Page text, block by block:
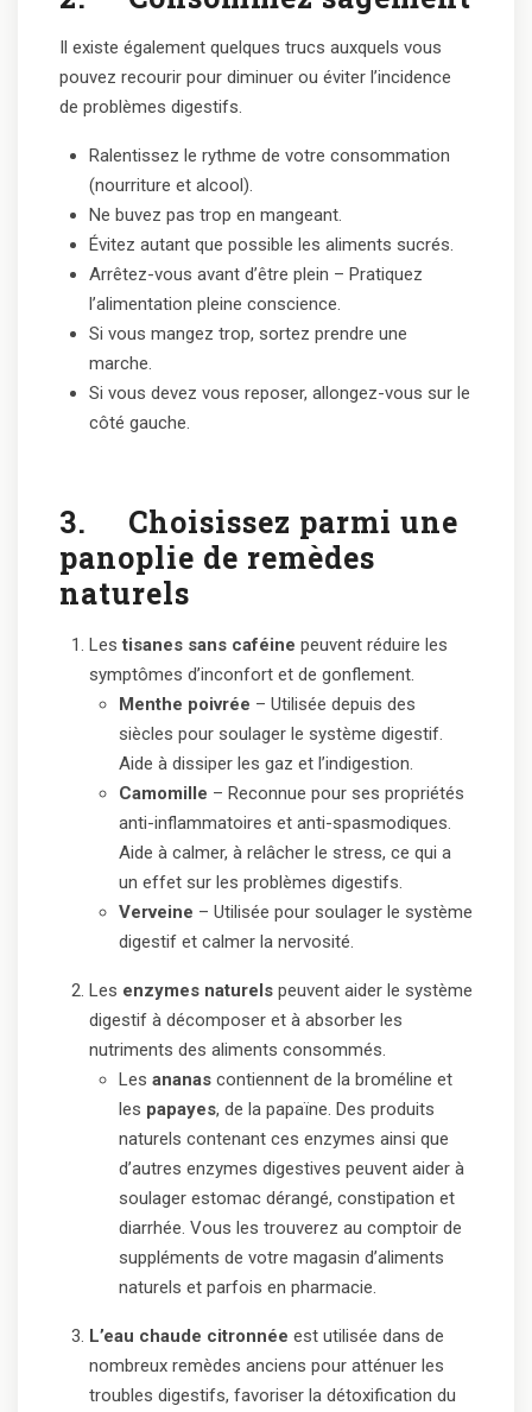
Il existe également quelques trucs auxquels vous
pouvez recourir pour diminuer ou éviter l’incidence
de problèmes digestifs.
Ralentissez le rythme de votre consommation
(nourriture et alcool).
Ne buvez pas trop en mangeant.
Évitez autant que possible les aliments sucrés.
Arrêtez-vous avant d’être plein – Pratiquez
l’alimentation pleine conscience.
Si vous mangez trop, sortez prendre une
marche.
Si vous devez vous reposer, allongez-vous sur le
côté gauche.
3. Choisissez parmi une
panoplie de remèdes
naturels
Les tisanes sans caféine peuvent réduire les
symptômes d’inconfort et de gonflement.
Menthe poivrée – Utilisée depuis des
siècles pour soulager le système digestif.
Aide à dissiper les gaz et l’indigestion.
Camomille – Reconnue pour ses propriétés
anti-inflammatoires et anti-spasmodiques.
Aide à calmer, à relâcher le stress, ce qui a
un effet sur les problèmes digestifs.
Verveine – Utilisée pour soulager le système
digestif et calmer la nervosité.
Les enzymes naturels peuvent aider le système
digestif à décomposer et à absorber les
nutriments des aliments consommés.
Les ananas contiennent de la broméline et
les papayes, de la papaïne. Des produits
naturels contenant ces enzymes ainsi que
d’autres enzymes digestives peuvent aider à
soulager estomac dérangé, constipation et
diarrhée. Vous les trouverez au comptoir de
suppléments de votre magasin d’aliments
naturels et parfois en pharmacie.
L’eau chaude citronnée est utilisée dans de
nombreux remèdes anciens pour atténuer les
troubles digestifs, favoriser la détoxification du